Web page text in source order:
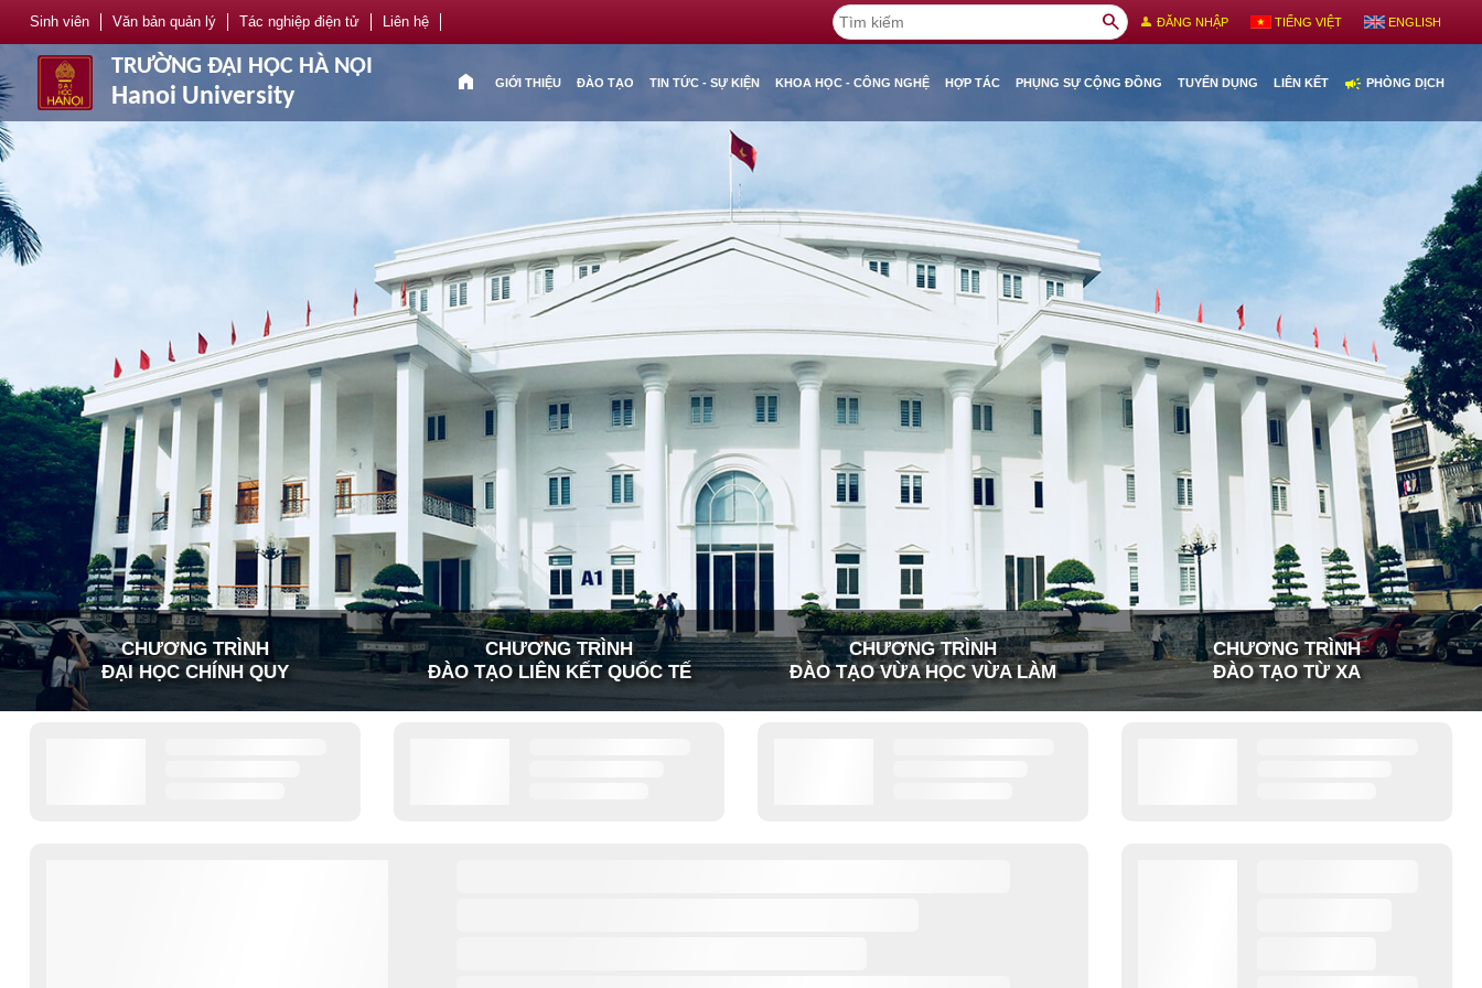
Sinh viên Văn bản quản lý Tác nghiệp điện tử Liên hệ search person ĐĂNG NHẬP TIẾNG VIỆT ENGLISH
TRƯỜNG ĐẠI HỌC HÀ NỘI
Hanoi University
home GIỚI THIỆU ĐÀO TẠO TIN TỨC - SỰ KIỆN KHOA HỌC - CÔNG NGHỆ HỢP TÁC PHỤNG SỰ CỘNG ĐỒNG TUYỂN DỤNG LIÊN KẾT campaign PHÒNG DỊCH
CHƯƠNG TRÌNH
ĐẠI HỌC CHÍNH QUY
CHƯƠNG TRÌNH
ĐÀO TẠO LIÊN KẾT QUỐC TẾ
CHƯƠNG TRÌNH
ĐÀO TẠO VỪA HỌC VỪA LÀM
CHƯƠNG TRÌNH
ĐÀO TẠO TỪ XA